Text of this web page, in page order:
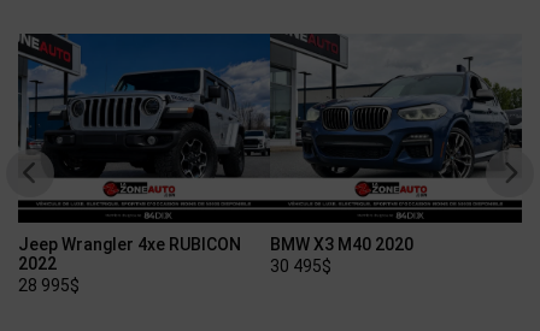
BMW X3 M40 2020
30 495
Porsche Macan S 2019
32 995